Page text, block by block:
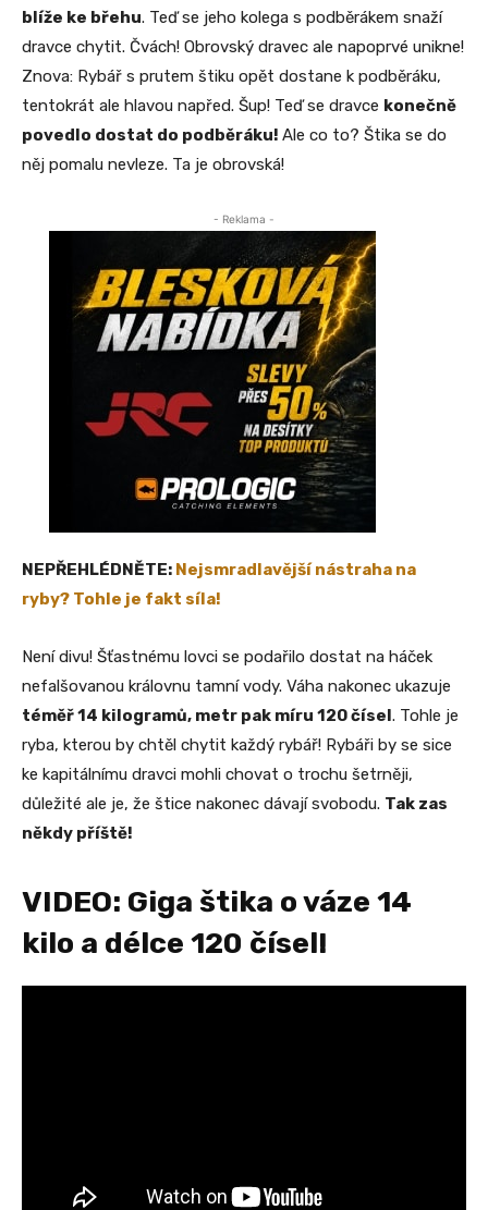
blíže ke břehu. Teď se jeho kolega s podběrákem snaží
dravce chytit. Čvách! Obrovský dravec ale napoprvé unikne!
Znova: Rybář s prutem štiku opět dostane k podběráku,
tentokrát ale hlavou napřed. Šup! Teď se dravce konečně
povedlo dostat do podběráku! Ale co to? Štika se do
něj pomalu nevleze. Ta je obrovská!
- Reklama -
NEPŘEHLÉDNĚTE: Nejsmradlavější nástraha na
ryby? Tohle je fakt síla!
Není divu! Šťastnému lovci se podařilo dostat na háček
nefalšovanou královnu tamní vody. Váha nakonec ukazuje
téměř 14 kilogramů, metr pak míru 120 čísel . Tohle je
ryba, kterou by chtěl chytit každý rybář! Rybáři by se sice
ke kapitálnímu dravci mohli chovat o trochu šetrněji,
důležité ale je, že štice nakonec dávají svobodu. Tak zas
někdy příště!
VIDEO: Giga štika o váze 14
kilo a délce 120 čísel!